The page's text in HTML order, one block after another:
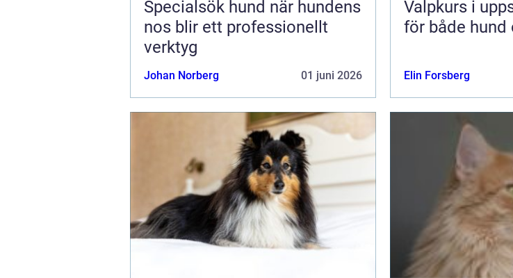
Specialsök hund när hundens
nos blir ett professionellt
verktyg
Johan Norberg 01 juni 2026
Valpkurs i uppsala
för både hund
Elin Forsberg